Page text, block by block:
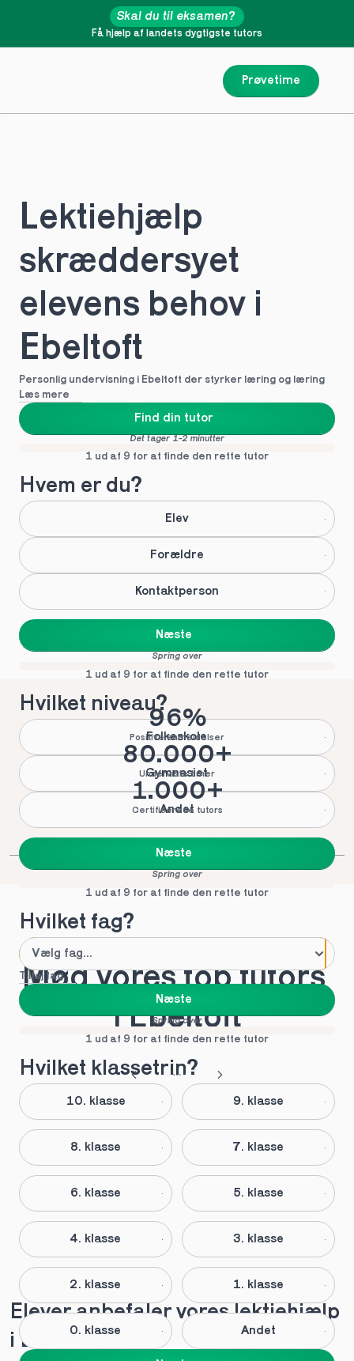
Prøvetime
Få hjælp af landets dygtigste tutors
Skal du til eksamen?
Lektiehjælp
skræddersyet
elevens behov i
Ebeltoft
Personlig undervisning i Ebeltoft der styrker læring og læring
Læs mere
Find din tutor
Det tager 1-2 minutter
1 ud af 9 for at finde den rette tutor
Hvem er du?
Elev
Forældre
Kontaktperson
Næste
Spring over
1 ud af 9 for at finde den rette tutor
Hvilket niveau?
Folkeskole
Gymnasiet
Andet
Næste
Spring over
1 ud af 9 for at finde den rette tutor
Hvilket fag?
Tilføj fag
Næste
Spring over
1 ud af 9 for at finde den rette tutor
Hvilket klassetrin?
10. klasse 9. klasse
8. klasse 7. klasse
6. klasse 5. klasse
4. klasse 3. klasse
2. klasse 1. klasse
0. klasse Andet
96%
Positive anmeldelser
80.000+
Underviste timer
1.000+
Certificerede tutors
Mød vores top tutors
i Ebeltoft
Elever anbefaler vores lektiehjælp
i Ebeltoft